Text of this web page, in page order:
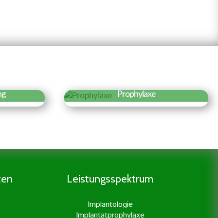
Dies
»
Prophylaxe
Zahngesundheit. Daher legen
Prophylaxe und professionelle
Zahnreinigung.
Erfahren Sie mehr »
Leistungsspektrum
Implantologie
Implantatprophylaxe